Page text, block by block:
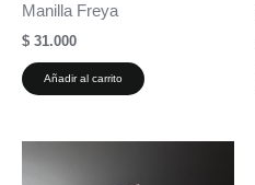
Manilla Freya
$ 31.000
Añadir al carrito